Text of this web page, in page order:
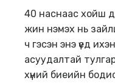
40 наснаас хойш
жин нэмэх нь
ч гэсэн энэ үед
асуудалтай
хүний биеийн